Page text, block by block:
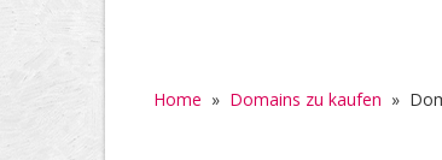
Home » Domains zu kaufen »